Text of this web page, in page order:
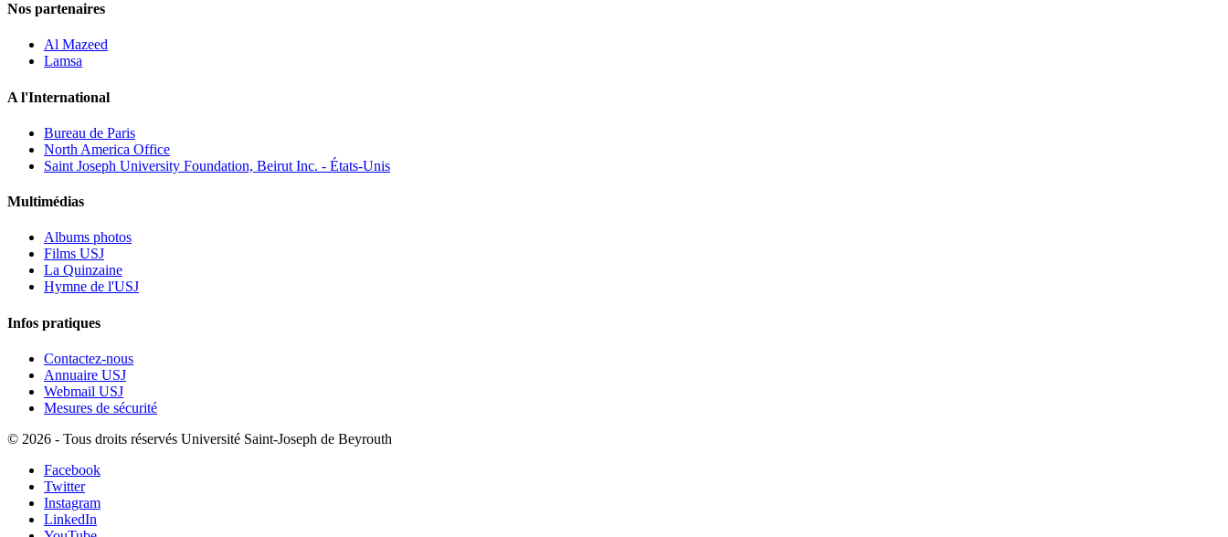
Nos partenaires
Al Mazeed
Lamsa
A l'International
Bureau de Paris
North America Office
Saint Joseph University Foundation, Beirut Inc. - États-Unis
Multimédias
Albums photos
Films USJ
La Quinzaine
Hymne de l'USJ
Infos pratiques
Contactez-nous
Annuaire USJ
Webmail USJ
Mesures de sécurité
© 2026 - Tous droits réservés Université Saint-Joseph de Beyrouth
Facebook
Twitter
Instagram
LinkedIn